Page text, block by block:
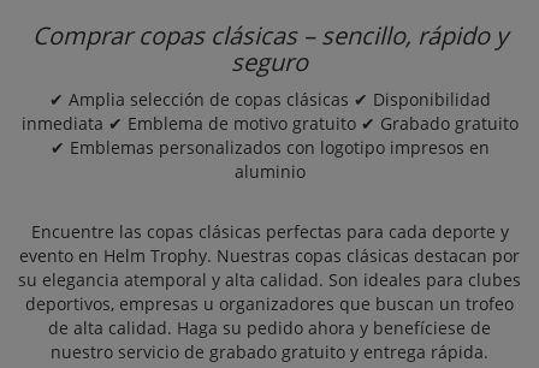
Comprar copas clásicas – sencillo, rápido y
seguro
✔ Amplia selección de copas clásicas ✔ Disponibilidad
inmediata ✔ Emblema de motivo gratuito ✔ Grabado gratuito
✔ Emblemas personalizados con logotipo impresos en
aluminio
Encuentre las copas clásicas perfectas para cada deporte y
evento en Helm Trophy. Nuestras copas clásicas destacan por
su elegancia atemporal y alta calidad. Son ideales para clubes
deportivos, empresas u organizadores que buscan un trofeo
de alta calidad. Haga su pedido ahora y benefíciese de
nuestro servicio de grabado gratuito y entrega rápida.